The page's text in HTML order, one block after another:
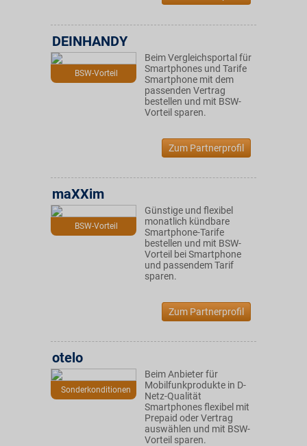
BSW-Vorteil
DEINHANDY
Beim Vergleichsportal für
Smartphones und Tarife
Smartphone mit dem
passenden Vertrag
bestellen und mit BSW-
Vorteil sparen.
Zum Partnerprofil
BSW-Vorteil
maXXim
Günstige und flexibel
monatlich kündbare
Smartphone-Tarife
bestellen und mit BSW-
Vorteil bei Smartphone
und passendem Tarif
sparen.
Zum Partnerprofil
Sonderkonditionen
otelo
Beim Anbieter für
Mobilfunkprodukte in D-
Netz-Qualität
Smartphones flexibel mit
Prepaid oder Vertrag
auswählen und mit BSW-
Vorteil sparen.